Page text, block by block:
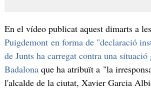
En el vídeo publicat aquest dimarts a
Puigdemont en forma de "declaració
de Junts ha carregat contra una situació
Badalonaque ha atribuït a "la
l'alcalde de la ciutat, Xavier Garcia